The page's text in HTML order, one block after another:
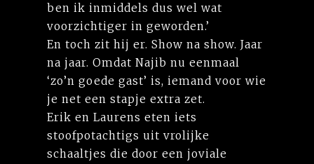
ben ik inmiddels dus wel wat
voorzichtiger in geworden.’
En toch zit hij er. Show na show. Jaar
na jaar. Omdat Najib nu eenmaal
‘zo’n goede gast’ is, iemand voor wie
je net een stapje extra zet.
Erik en Laurens eten iets
stoofpotachtigs uit vrolijke
schaaltjes die door een joviale